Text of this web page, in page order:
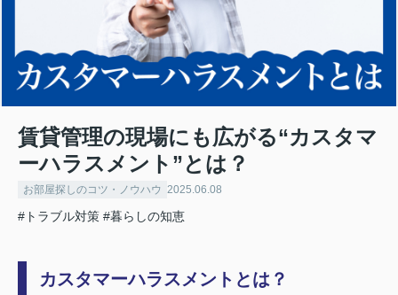
賃貸管理の現場にも広がる“カスタマ
ーハラスメント”とは？
お部屋探しのコツ・ノウハウ 2025.06.08
#トラブル対策 #暮らしの知恵
カスタマーハラスメントとは？